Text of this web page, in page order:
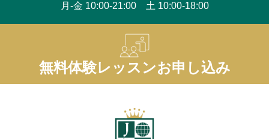
月-金 10:00-21:00 土 10:00-18:00
無料体験レッスンお申し込み